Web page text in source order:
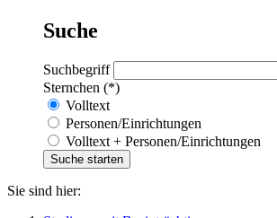
Suche
Suchbegriff
Sternchen (*)
Volltext
Personen/Einrichtungen
Volltext + Personen/Einrichtungen
Sie sind hier: